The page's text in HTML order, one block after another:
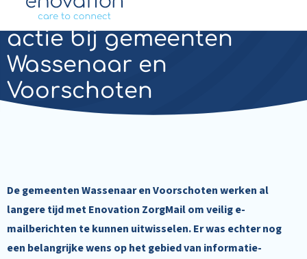
De File Share module in
actie bij gemeenten
Wassenaar en
Voorschoten
De gemeenten Wassenaar en Voorschoten werken al
langere tijd met Enovation ZorgMail om veilig e-
mailberichten te kunnen uitwisselen. Er was echter nog
een belangrijke wens op het gebied van informatie-